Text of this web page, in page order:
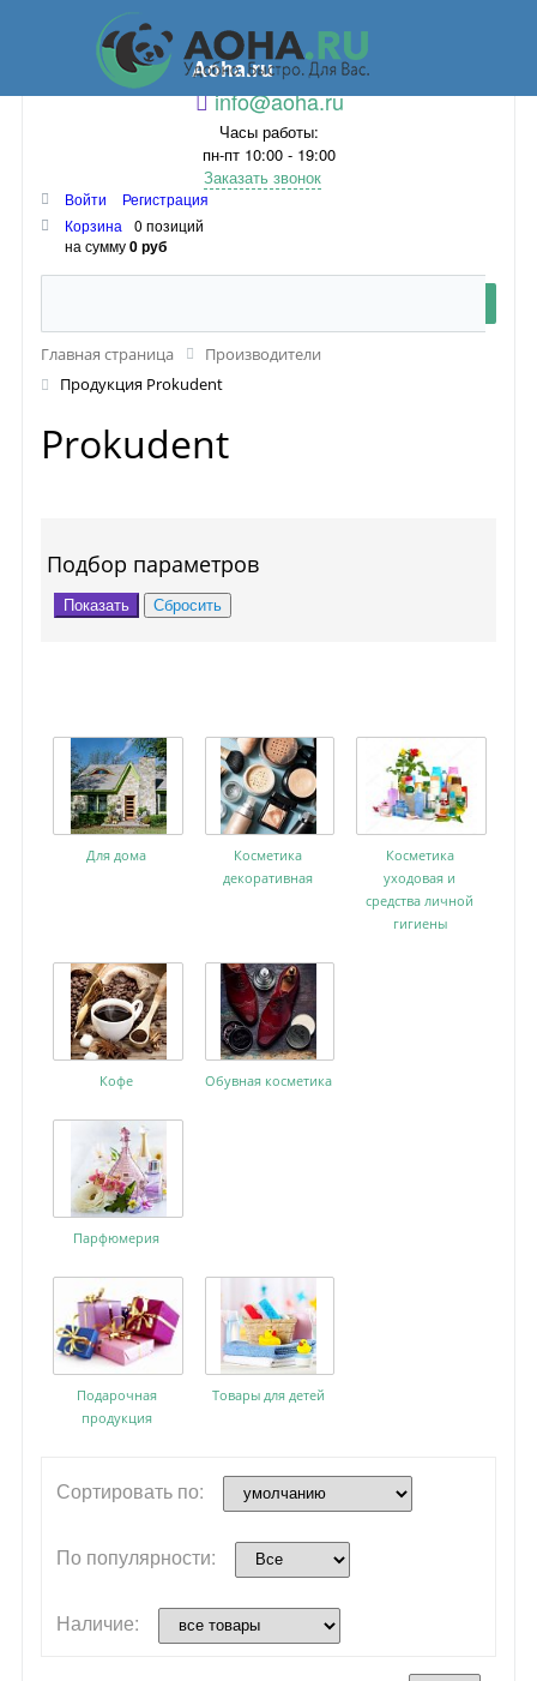
Aoha.ru
info@aoha.ru
Часы работы:
пн-пт 10:00 - 19:00
Заказать звонок
Войти
Регистрация
Корзина
0 позиций
на сумму0 руб
Главная страница
Производители
Продукция Prokudent
Prokudent
Подбор параметров
Для дома
Косметика
декоративная
Косметика
уходовая и
средства личной
гигиены
Кофе Обувная косметика
Парфюмерия
Подарочная
продукция
Товары для детей
Сортировать по:
По популярности:
Наличие: